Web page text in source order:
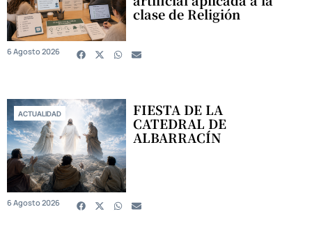
clase de Religión
6 Agosto 2026
ACTUALIDAD FIESTA DE LA
CATEDRAL DE
ALBARRACÍN
6 Agosto 2026